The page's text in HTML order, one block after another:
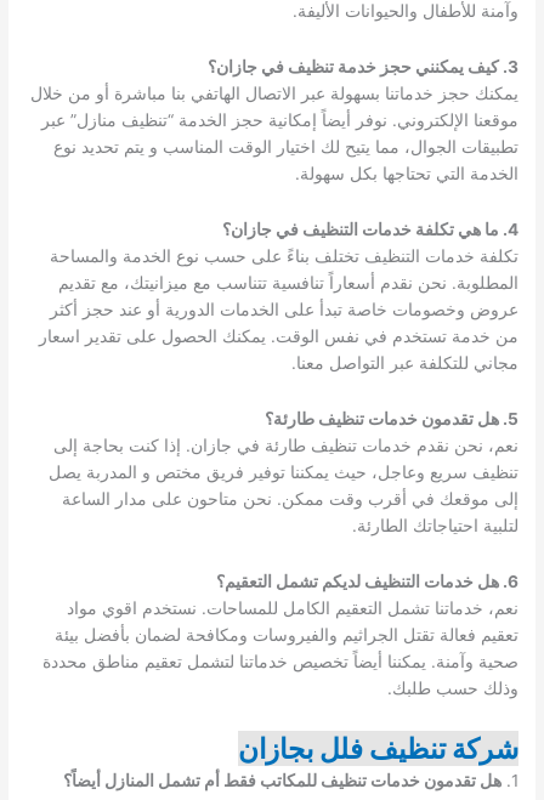
وآمنة للأطفال والحيوانات الأليفة.
3. كيف يمكنني حجز خدمة تنظيف في جازان؟
يمكنك حجز خدماتنا بسهولة عبر الاتصال الهاتفي بنا مباشرة أو من خلال
موقعنا الإلكتروني. نوفر أيضاً إمكانية حجز الخدمة “تنظيف منازل” عبر
تطبيقات الجوال، مما يتيح لك اختيار الوقت المناسب و يتم تحديد نوع
الخدمة التي تحتاجها بكل سهولة.
4. ما هي تكلفة خدمات التنظيف في جازان؟
تكلفة خدمات التنظيف تختلف بناءً على حسب نوع الخدمة والمساحة
المطلوبة. نحن نقدم أسعاراً تنافسية تتناسب مع ميزانيتك، مع تقديم
عروض وخصومات خاصة تبدأ على الخدمات الدورية أو عند حجز أكثر
من خدمة تستخدم في نفس الوقت. يمكنك الحصول على تقدير اسعار
مجاني للتكلفة عبر التواصل معنا.
5. هل تقدمون خدمات تنظيف طارئة؟
نعم، نحن نقدم خدمات تنظيف طارئة في جازان. إذا كنت بحاجة إلى
تنظيف سريع وعاجل، حيث يمكننا توفير فريق مختص و المدربة يصل
إلى موقعك في أقرب وقت ممكن. نحن متاحون على مدار الساعة
لتلبية احتياجاتك الطارئة.
6. هل خدمات التنظيف لديكم تشمل التعقيم؟
نعم، خدماتنا تشمل التعقيم الكامل للمساحات. نستخدم اقوي مواد
تعقيم فعالة تقتل الجراثيم والفيروسات ومكافحة لضمان بأفضل بيئة
صحية وآمنة. يمكننا أيضاً تخصيص خدماتنا لتشمل تعقيم مناطق محددة
وذلك حسب طلبك.
شركة تنظيف فلل بجازان
1. هل تقدمون خدمات تنظيف للمكاتب فقط أم تشمل المنازل أيضاً؟